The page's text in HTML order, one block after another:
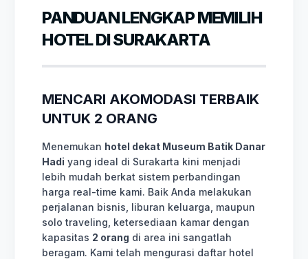
PANDUAN LENGKAP MEMILIH
HOTEL DI SURAKARTA
MENCARI AKOMODASI TERBAIK
UNTUK 2 ORANG
Menemukan hotel dekat Museum Batik Danar
Hadi yang ideal di Surakarta kini menjadi
lebih mudah berkat sistem perbandingan
harga real-time kami. Baik Anda melakukan
perjalanan bisnis, liburan keluarga, maupun
solo traveling, ketersediaan kamar dengan
kapasitas 2 orang di area ini sangatlah
beragam. Kami telah mengurasi daftar hotel